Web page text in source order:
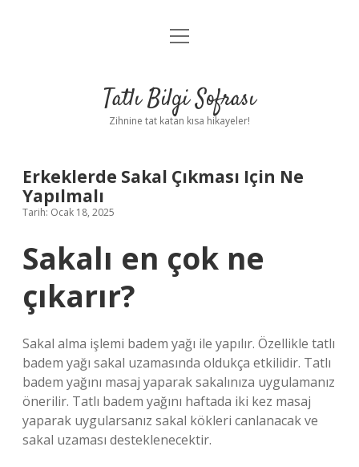
Anasayfa
Yasal Uyarı
menüyü
Tatlı Bilgi Sofrası
Zihnine tat katan kısa hikayeler!
Erkeklerde Sakal Çıkması Için Ne
Yapılmalı
Tarih: Ocak 18, 2025
Sakalı en çok ne
çıkarır?
Sakal alma işlemi badem yağı ile yapılır. Özellikle tatlı
badem yağı sakal uzamasında oldukça etkilidir. Tatlı
badem yağını masaj yaparak sakalınıza uygulamanız
önerilir. Tatlı badem yağını haftada iki kez masaj
yaparak uygularsanız sakal kökleri canlanacak ve
sakal uzaması desteklenecektir.